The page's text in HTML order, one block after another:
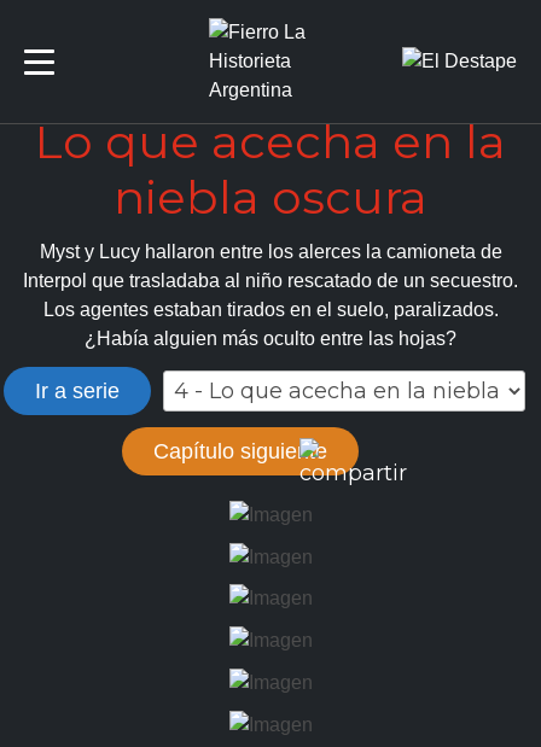
Autores
Artículos
Lo que acecha en la
niebla oscura
Myst y Lucy hallaron entre los alerces la camioneta de
Interpol que trasladaba al niño rescatado de un secuestro.
Los agentes estaban tirados en el suelo, paralizados.
¿Había alguien más oculto entre las hojas?
Ir a serie
Capítulo siguiente